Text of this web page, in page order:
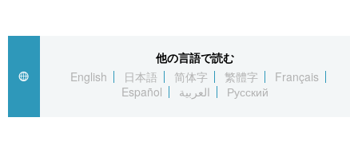
العربية
社会
文化
科学・技術
お知らせ
他の言語で読む
English
日本語 简体字 繁體字
Français
Español
العربية Русский